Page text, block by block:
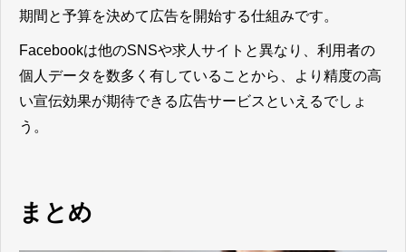
期間と予算を決めて広告を開始する仕組みです。
Facebookは他のSNSや求人サイトと異なり、利用者の
個人データを数多く有していることから、より精度の高
い宣伝効果が期待できる広告サービス といえるでしょ
う。
まとめ